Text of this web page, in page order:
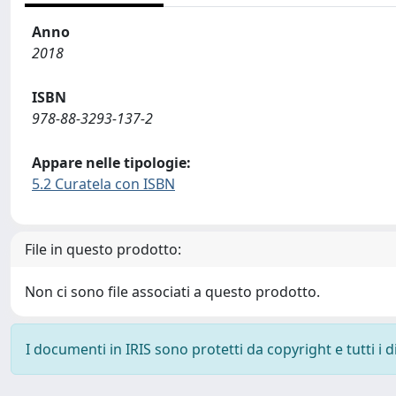
Anno
2018
ISBN
978-88-3293-137-2
Appare nelle tipologie:
5.2 Curatela con ISBN
File in questo prodotto:
Non ci sono file associati a questo prodotto.
I documenti in IRIS sono protetti da copyright e tutti i